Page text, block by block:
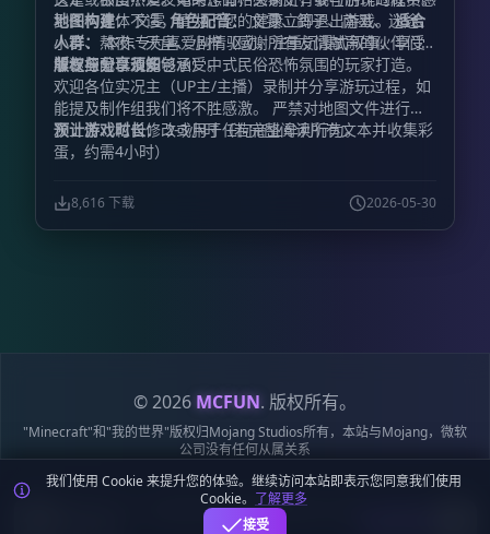
到任何身体不适，请为了您的健康立即退出游戏。适合
人群： 本作专为喜爱剧情驱动、注重沉浸式叙事、享受
解谜探索以及能够承受中式民俗恐怖氛围的玩家打造。
地图构建：文雯角色配音：文雯、鸽子、南墨、迷途、
小宵、熬夜、天皇、小梓（感谢所有友情献声的伙伴们，
非专业配音请多包涵）。
版权与分享须知
欢迎各位实况主（UP主/主播）录制并分享游玩过程，如
能提及制作组我们将不胜感激。 严禁对地图文件进行二
次上传、私自修改或用于任何商业牟利行为。
预计游戏时长：2-3小时（若完整阅读所有文本并收集彩
蛋，约需4小时）
8,616 下载 2026-05-30
© 2026 MCFUN. 版权所有。
"Minecraft"和"我的世界"版权归Mojang Studios所有，本站与Mojang，微软
公司没有任何从属关系
隐私
服务
Cookie 站点
地图
鄂ICP备
19018284号-6
鄂公网安备
麦块迷APP - 在这里总会找到你喜欢的MC基
我们使用 Cookie 来提升您的体验。继续访问本站即表示您同意我们使用
Cookie。 了解更多
接受